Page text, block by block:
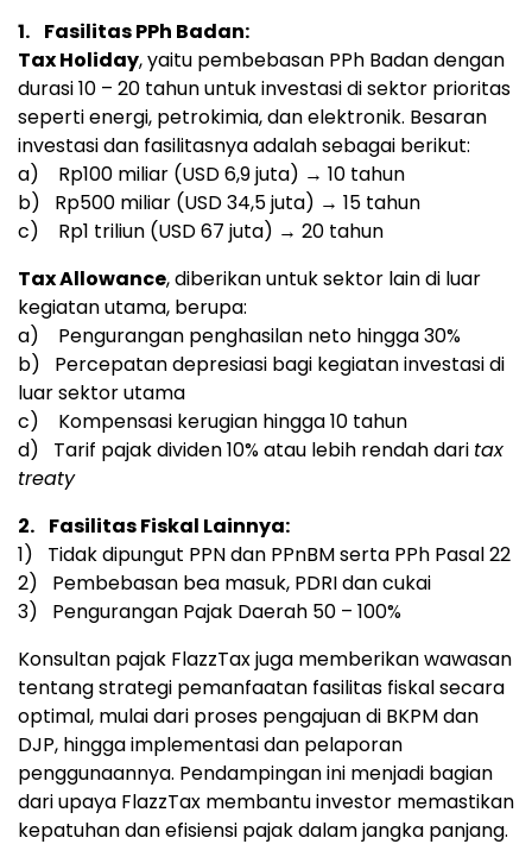
1. Fasilitas PPh Badan:
Tax Holiday, yaitu pembebasan PPh Badan dengan
durasi 10 – 20 tahun untuk investasi di sektor prioritas
seperti energi, petrokimia, dan elektronik. Besaran
investasi dan fasilitasnya adalah sebagai berikut:
a) Rp100 miliar (USD 6,9juta) → 10 tahun
b) Rp500 miliar (USD 34,5juta) → 15 tahun
c) Rp1 triliun (USD 67 juta) → 20 tahun
Tax Allowance, diberikan untuk sektor lain di luar
kegiatan utama, berupa:
a) Pengurangan penghasilan neto hingga 30%
b) Percepatan depresiasi bagi kegiatan investasi di
luar sektor utama
c) Kompensasi kerugian hingga 10 tahun
d) Tarif pajak dividen 10% atau lebih rendah dari tax
treaty
2. Fasilitas Fiskal Lainnya:
1) Tidak dipungut PPN dan PPnBM serta PPh Pasal 22
2) Pembebasan bea masuk, PDRI dan cukai
3) Pengurangan Pajak Daerah 50 – 100%
Konsultan pajak FlazzTax juga memberikan wawasan
tentang strategi pemanfaatan fasilitas fiskal secara
optimal, mulai dari proses pengajuan di BKPM dan
DJP, hingga implementasi dan pelaporan
penggunaannya. Pendampingan ini menjadi bagian
dari upaya FlazzTax membantu investor memastikan
kepatuhan dan efisiensi pajak dalam jangka panjang.